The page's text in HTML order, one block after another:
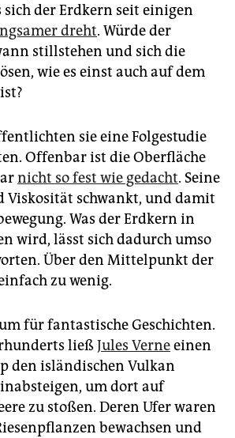
sich der Erdkern seit einigen
dreht. Würde der
stillstehen und sich die
wie es einst auch auf dem
sie eine Folgestudie
Offenbar ist die Oberfläche
nicht so fest wie gedacht. Seine
Viskosität schwankt, und damit
Was der Erdkern in
wird, lässt sich dadurch umso
Über den Mittelpunkt der
zu wenig.
für fantastische Geschichten.
ließJules Verneeinen
den isländischen Vulkan
um dort auf
zu stoßen. Deren Ufer waren
bewachsen und